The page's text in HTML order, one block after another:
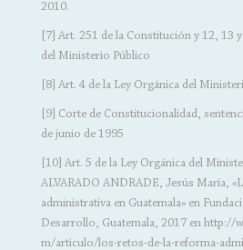
2010.
[7] Art. 251 de la Constitución y 12, 13
del Ministerio Público
[8] Art. 4 de la Ley Orgánica del
[9] Corte de Constitucionalidad,
de junio de 1995
[10] Art. 5 de la Ley Orgánica del
ALVARADO ANDRADE, Jesús María,
administrativa en Guatemala» en
Desarrollo, Guatemala, 2017 en http://
m/articulo/los-retos-de-la-reforma-